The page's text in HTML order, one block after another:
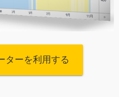
ターを利用する